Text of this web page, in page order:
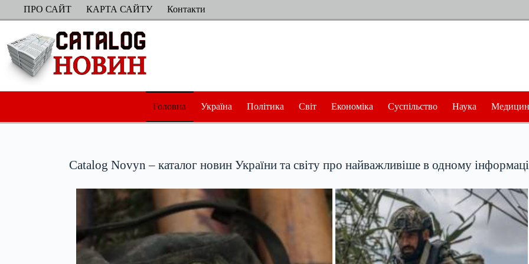
ПерейтиПРО САЙТ КАРТА САЙТУ Контакти
Головна Україна Політика Світ Економіка Суспільство Наука
Catalog Novyn – каталог новин України та світу про найважливіше в одному